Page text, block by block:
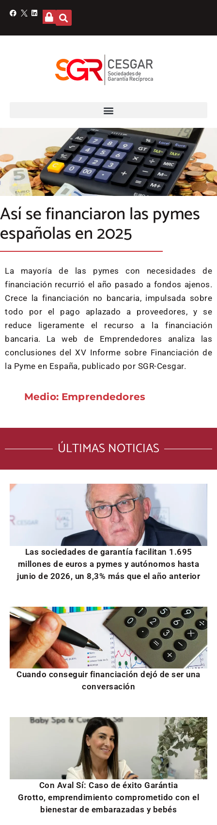
Así se financiaron las pymes
españolas en 2025
La mayoría de las pymes con necesidades de
financiación recurrió el año pasado a fondos ajenos.
Crece la financiación no bancaria, impulsada sobre
todo por el pago aplazado a proveedores, y se
reduce ligeramente el recurso a la financiación
bancaria. La web de Emprendedores analiza las
conclusiones del XV Informe sobre Financiación de
la Pyme en España, publicado por SGR-Cesgar.
Medio: Emprendedores
ÚLTIMAS NOTICIAS
Las sociedades de garantía facilitan 1.695
millones de euros a pymes y autónomos hasta
junio de 2026, un 8,3% más que el año anterior
Cuando conseguir financiación dejó de ser una
conversación
Con Aval Sí: Caso de éxito Garántia
Grotto, emprendimiento comprometido con el
bienestar de embarazadas y bebés